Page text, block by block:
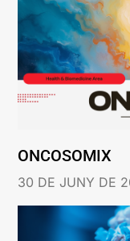
ONCOSOMIX
30 DE JUNY DE